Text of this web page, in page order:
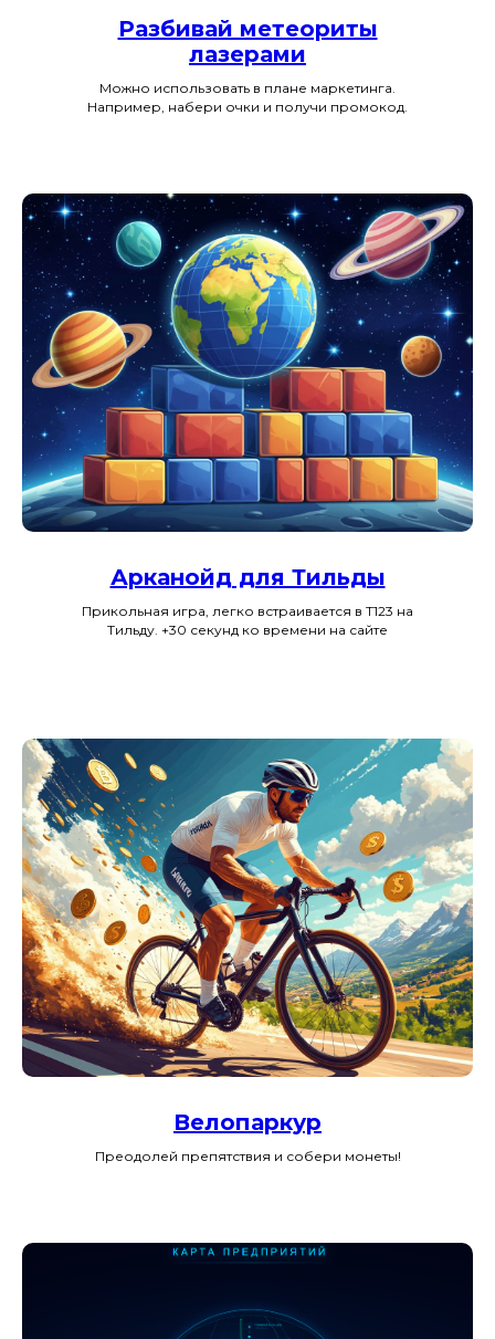
Разбивай метеориты
лазерами
Можно использовать в плане маркетинга.
Например, набери очки и получи промокод.
Арканойд для Тильды
Прикольная игра, легко встраивается в Т123 на
Тильду. +30 секунд ко времени на сайте
Велопаркур
Преодолей препятствия и собери монеты!